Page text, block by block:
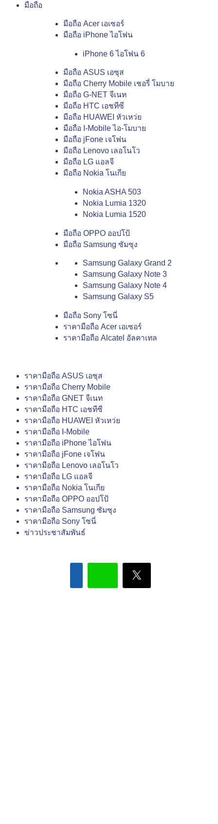
มือถือ
มือถือ Acer เอเซอร์
มือถือ iPhone ไอโฟน
iPhone 6 ไอโฟน 6
มือถือ ASUS เอซุส
มือถือ Cherry Mobile เชอรี่ โมบาย
มือถือ G-NET จีเนท
มือถือ HTC เอชทีซี
มือถือ HUAWEI หัวเหว่ย
มือถือ I-Mobile ไอ-โมบาย
มือถือ jFone เจโฟน
มือถือ Lenovo เลอโนโว
มือถือ LG แอลจี
มือถือ Nokia โนเกีย
Nokia ASHA 503
Nokia Lumia 1320
Nokia Lumia 1520
มือถือ OPPO ออปโป้
มือถือ Samsung ซัมซุง
Samsung Galaxy Grand 2
Samsung Galaxy Note 3
Samsung Galaxy Note 4
Samsung Galaxy S5
มือถือ Sony โซนี่
ราคามือถือ Acer เอเซอร์
ราคามือถือ Alcatel อัลคาเทล
ราคามือถือ ASUS เอซุส
ราคามือถือ Cherry Mobile
ราคามือถือ GNET จีเนท
ราคามือถือ HTC เอชทีซี
ราคามือถือ HUAWEI หัวเหว่ย
ราคามือถือ I-Mobile
ราคามือถือ iPhone ไอโฟน
ราคามือถือ jFone เจโฟน
ราคามือถือ Lenovo เลอโนโว
ราคามือถือ LG แอลจี
ราคามือถือ Nokia โนเกีย
ราคามือถือ OPPO ออปโป้
ราคามือถือ Samsung ซัมซุง
ราคามือถือ Sony โซนี่
ข่าวประชาสัมพันธ์